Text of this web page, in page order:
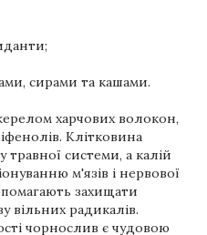
сирами та кашами.
харчових волокон,
Клітковина
системи, а калій
м'язів і нервової
захищати
вільних радикалів.
чорнослив є чудовою